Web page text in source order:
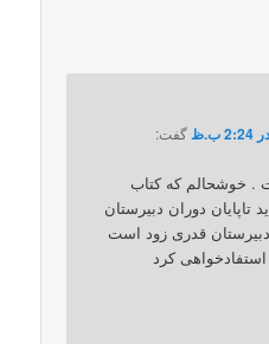
گفت:
. خوشحالم که کتاب
تاپایان دوران دبیرستان
قدری زود است
استفادخواهی کرد